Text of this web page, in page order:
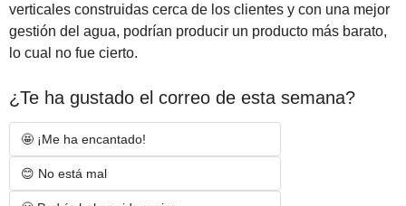
verticales construidas cerca de los clientes y con una mejor
gestión del agua, podrían producir un producto más barato,
lo cual no fue cierto.
¿Te ha gustado el correo de esta semana?
🤩 ¡Me ha encantado!
😊 No está mal